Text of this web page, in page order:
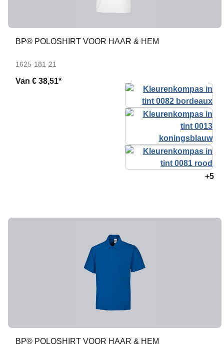
BP® POLOSHIRT VOOR HAAR & HEM
1625-181-21
Van € 38,51*
+5
BP® POLOSHIRT VOOR HAAR & HEM